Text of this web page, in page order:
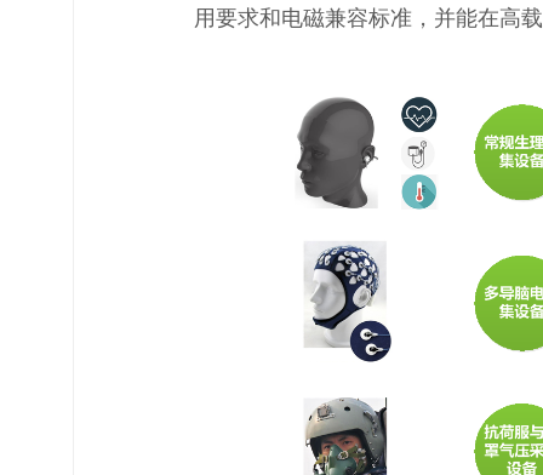
用要求和电磁兼容标准，并能在高